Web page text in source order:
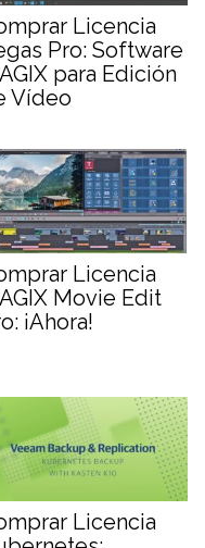
Licencia
Pro: Software
para Edición
Vídeo
Licencia
Movie Edit
¡Ahora!
Licencia